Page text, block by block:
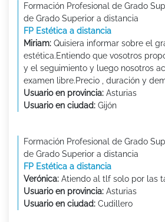
Formación Profesional de Grado
de Grado Superior a distancia
FP Estética a distancia
Miriam: Quisiera informar sobre el
estética.Entiendo que vosotros
y el seguimiento y luego nosotros
examen libre.Precio , duración y
Usuario en provincia: Asturias
Usuario en ciudad: Gijón
Formación Profesional de Grado
de Grado Superior a distancia
FP Estética a distancia
Verónica: Atiendo al tlf solo por las
Usuario en provincia: Asturias
Usuario en ciudad: Cudillero